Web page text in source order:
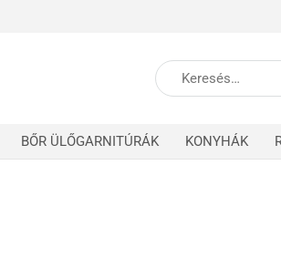
Keresés
a
BŐR ÜLŐGARNITÚRÁK KONYHÁK